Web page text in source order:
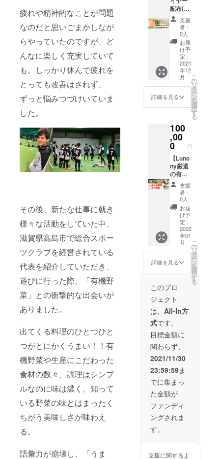
疲れや精神的なことが問題
なのだと思いごまかしなが
らやっていたのですが、ど
んなに楽しく充実していて
も、しっかり休んで疲れを
とっても改善はされず、
ずっと悩みつづけいていま
した。
その後、新たな仕事に就き
様々な活動をしていた中、
滋賀県高島市で総合スポー
ツクラブを経営されている
代表を紹介していただき、
遊びに行った際、「有機野
菜」との衝撃的な出会いが
ありました。
出てくる料理のひとつひと
つがとにかくうまい！！有
機野菜や生産にこだわった
食材の数々、調理はシンプ
ルなのに味は濃く、知って
いる野菜の味とはまったく
ちがう美味しさが味わえ
る。
語彙力が崩壊し、「うま
たしま
す。 ※
お名前
は公序
良俗に
反しな
いもの
に限り
ます。
本名・
ニック
ネー
ム・企
業名で
もご希
望のお
名前で
掲載い
たしま
す。 ※
お名前
は公序
良俗に
いもの
に限り
ます。
お名前
は公序
良俗に
反しな
いもの
に限り
ます。
【活動
報告
メー
ル】 ご
支援い
ただい
た方
に、心
を込め
てお礼
メール
りいた
しま
Lunony
に関す
る活動
回ご支
援いた
だく資
金の用
途につ
いての
活動報
告メー
ルをお
送りい
たしま
す。
者はHP
に名前
載】 備
お名前
記載希
無と掲
載希望
のお名
前をご
記入下
さい。
※特設
HPサイ
トにて
お名前
一覧を
表記い
たしま
※掲載一
覧は順
ページ
に掲載
するに
相応し
くない
表現や
公序良
俗に反
しない
ものに
限りま
す。 ※
掲載期
より1年
間とし
ます。
ポンで
す。
50,000
円で
60,000
円分
(1000円
×60枚)
のクー
ポンを
用意い
たしま
ちら
(https://
lunony.
stores.j
p/) ※
クーポ
ンコー
ドは
メール
にてお
送りい
たしま
す。 ※
クーポ
ンの有
効期限
は2022
年12月1
す。
【お礼
メー
ル】+
【活動
報告
メー
ル】 ご
支援い
ただい
た方
に、心
を込め
てお礼
メール
をお送
りいた
しま
Lunony
配布(商
品に同
封)-デザ
イン込
み】 ご
支援い
ただい
た企業
様のチ
ラシを
商品と
一緒に
同封い
たしま
印刷
費、弊
社への
送料は
ご負担
いただ
きま
す。
【HPで
の企業
名・企
業ロ
ゴ
大 表
示(1年
間)】 個
人・社
名・HP
リンク
を
Lunony
のHPに
記載い
たしま
す。 そ
の際に
通常の
スポン
サー枠
よりも
大きく
上位に
表示さ
せてい
ただき
ます。
※ホーム
ページ
相応し
支援
者：
0人
お届
け予
定：
2021
年12
月
詳細を見る
こ
の
リ
タ
ー
ン
を
選
択
す
る
100
,00
0 円
【Luno
ny厳選
の有機
野菜を
<<1年分
>>お送
りしま
す！！
Lunony
で厳選
した旬
の有機
野菜
セット1
年分を
お送り
しま
す！
1ヶ月間
で2回の
有機野
菜セッ
トのお
送りを
12ヶ月
させて
いただ
きま
す！ ※
作付け
時期に
は、有
機野菜
ない時
支援
者：
0人
お届
け予
定：
2022
年01
月
詳細を見る
こ
の
リ
タ
ー
ン
を
選
択
す
る
このプロ
ジェクト
は、 All-In方
式です。
目標金額に
関わらず、
2021/11/30
23:59:59ま
でに集まっ
た金額が
ファンディ
ングされま
す。
支援に関するよ